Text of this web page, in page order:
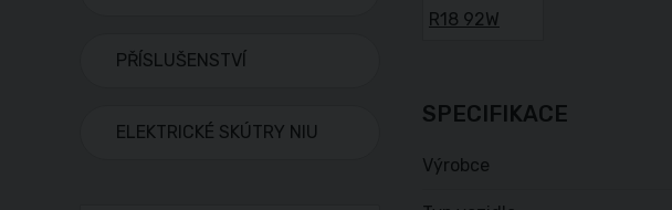
SPECIFIKACE
Výrobce
PŘÍSLUŠENSTVÍ
ELEKTRICKÉ SKÚTRY NIU